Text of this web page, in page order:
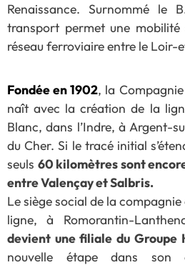
Renaissance. Surnommé le
transport permet une
réseau ferroviaire entre le Loir-
Fondée en 1902, la
naît avec la création de la
Blanc, dans l’Indre, à Argent-
du Cher. Si le tracé initial
seuls 60 kilomètres sont
entre Valençay et Salbris.
Le siège social de la
ligne, à Romorantin-
devient une filiale du Groupe
nouvelle étape dans son